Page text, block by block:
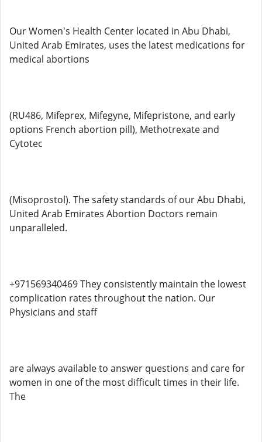
Our Women's Health Center located in Abu Dhabi,
United Arab Emirates, uses the latest medications for
medical abortions
(RU486, Mifeprex, Mifegyne, Mifepristone, and early
options French abortion pill), Methotrexate and
Cytotec
(Misoprostol). The safety standards of our Abu Dhabi,
United Arab Emirates Abortion Doctors remain
unparalleled.
+971569340469 They consistently maintain the lowest
complication rates throughout the nation. Our
Physicians and staff
are always available to answer questions and care for
women in one of the most difficult times in their life.
The